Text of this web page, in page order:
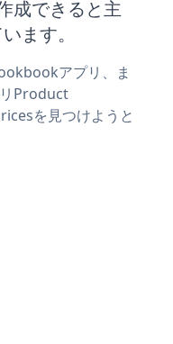
できると主
ます。
アプリ、ま
Product
を見つけようと